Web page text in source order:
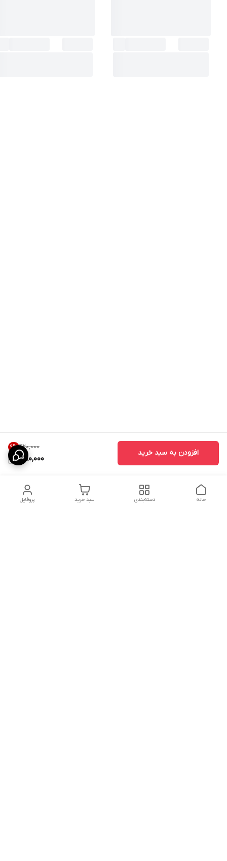
۴۲۰٬۰۰۰ 9%
380,000
افزودن به سبد خرید
پروفایل سبد خرید دسته‌بندی خانه